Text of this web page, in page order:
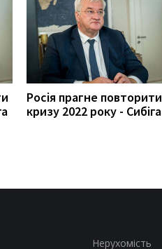
Росія прагне повторити
кризу 2022 року - Сибіга
Нерухомість